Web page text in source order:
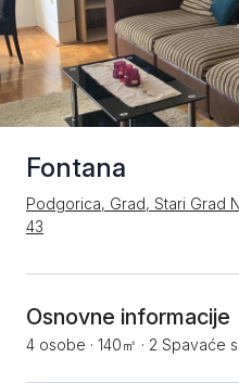
Fontana
Podgorica, Grad, Stari Grad
43
Osnovne informacije
4 osobe · 140㎡ · 2 Spavaće